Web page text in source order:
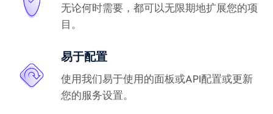
无论何时需要，都可以无限期地扩展您的项
目。
易于配置
使用我们易于使用的面板或API配置或更新
您的服务设置。